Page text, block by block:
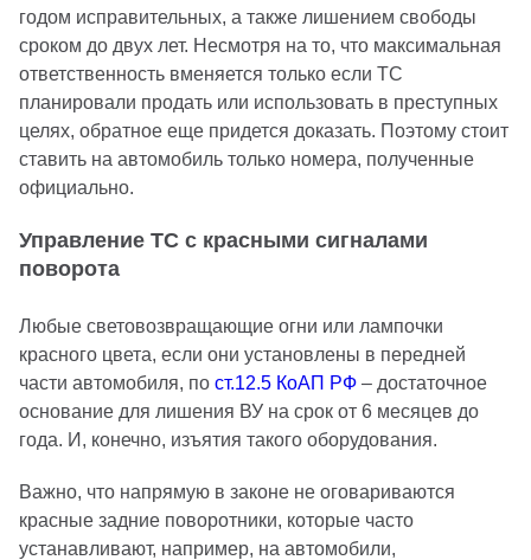
годом исправительных, а также лишением свободы
сроком до двух лет. Несмотря на то, что максимальная
ответственность вменяется только если ТС
планировали продать или использовать в преступных
целях, обратное еще придется доказать. Поэтому стоит
ставить на автомобиль только номера, полученные
официально.
Управление ТС с красными сигналами
поворота
Любые световозвращающие огни или лампочки
красного цвета, если они установлены в передней
части автомобиля, по ст.12.5 КоАП РФ – достаточное
основание для лишения ВУ на срок от 6 месяцев до
года. И, конечно, изъятия такого оборудования.
Важно, что напрямую в законе не оговариваются
красные задние поворотники, которые часто
устанавливают, например, на автомобили,